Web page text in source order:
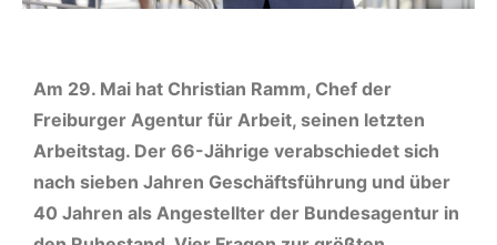
Am 29. Mai hat Christian Ramm, Chef der
Freiburger Agentur für Arbeit, seinen letzten
Arbeitstag. Der 66-Jährige verabschiedet sich
nach sieben Jahren Geschäftsführung und über
40 Jahren als Angestellter der Bundesagentur in